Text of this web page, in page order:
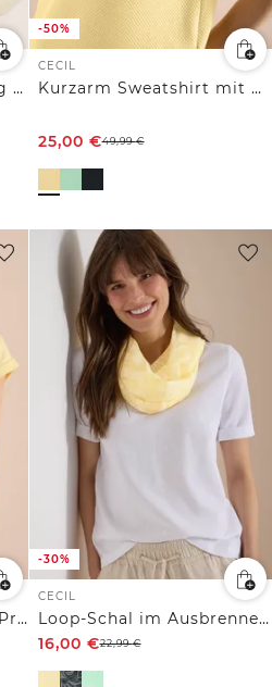
7/8 High Waist Wide Leg Jeans im Loose Fit
-50%
CECIL
Kurzarm Sweatshirt mit Kapuze
25,00 €49,99€
T-Shirt mit Hoodie und Printdetail
-30%
CECIL
Loop-Schal im Ausbrenner-Look
16,00 €22,99€